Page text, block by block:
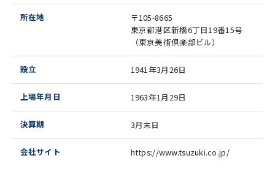
所在地
〒105-8665
東京都港区新橋6丁目19番15号
（東京美術倶楽部ビル）
設立 1941年3月26日
上場年月日 1963年1月29日
決算期 3月末日
会社サイト https://www.tsuzuki.co.jp/